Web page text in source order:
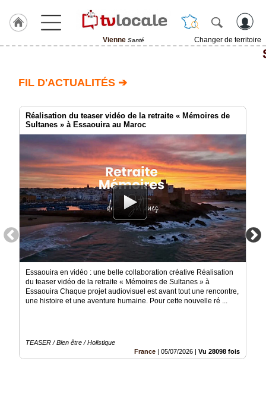
Vienne Santé
Changer de territoire
Vienne
TvLocale
France
Accueil
RUBRIQUES
Agenda
Gazette
Médias
Inscription
FIL D'ACTUALITÉS ➔
Réalisation du teaser vidéo de la retraite « Mémoires de
Sultanes » à Essaouira au Maroc
Essaouira en vidéo : une belle collaboration créative Réalisation
du teaser vidéo de la retraite « Mémoires de Sultanes » à
Essaouira Chaque projet audiovisuel est avant tout une rencontre,
une histoire et une aventure humaine. Pour cette nouvelle ré ...
TEASER / Bien être / Holistique
France
05/07/2026 Vu 28098 fois